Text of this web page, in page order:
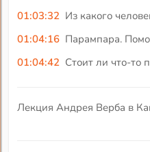
01:03:32 Из какого
01:04:16 Парампара.
01:04:42 Стоит ли что-то
Лекция Андрея Верба в